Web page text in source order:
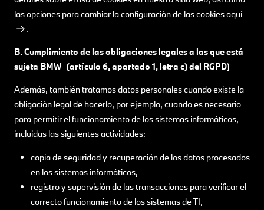
las opciones para cambiar la configuración de las cookiesaquí
.
B. Cumplimiento de las obligaciones legales a las que está
sujeta BMW (artículo 6, apartado 1, letra c) del RGPD)
Además, también tratamos datos personales cuando existe la
obligación legal de hacerlo, por ejemplo, cuando es necesario
para permitir el funcionamiento de los sistemas informáticos,
incluidas las siguientes actividades:
copia de seguridad y recuperación de los datos procesados
en los sistemas informáticos,
registro y supervisión de las transacciones para verificar el
correcto funcionamiento de los sistemas de TI,